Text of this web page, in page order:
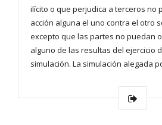
ilícito o que perjudica a terceros no
acción alguna el uno contra el otro
excepto que las partes no puedan
alguno de las resultas del ejercicio
simulación. La simulación alegada